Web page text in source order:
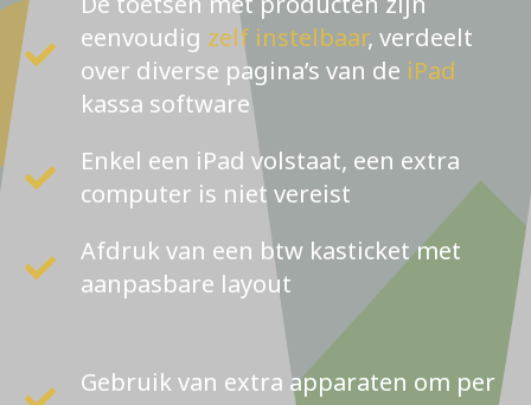
eenvoudig zelf instelbaar, verdeelt
over diverse pagina’s van de iPad
kassa software
Enkel een iPad volstaat, een extra
computer is niet vereist
Afdruk van een btw kasticket met
aanpasbare layout
Gebruik van extra apparaten om per